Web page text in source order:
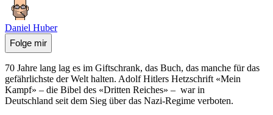
Daniel Huber
Folge mir
70 Jahre lang lag es im Giftschrank, das Buch, das manche für das
gefährlichste der Welt halten. Adolf Hitlers Hetzschrift «Mein
Kampf» – die Bibel des «Dritten Reiches» – war in
Deutschland seit dem Sieg über das Nazi-Regime verboten.